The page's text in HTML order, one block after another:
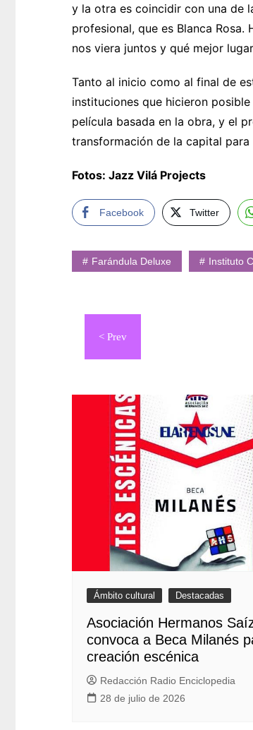
y la otra es coincidir con una de
profesional, que es Blanca
nos viera juntos y qué mejor
Tanto al inicio como al final de
instituciones que hicieron
película basada en la obra, y el
transformación de la capital
Fotos: Jazz Vilá Projects
Facebook Twitter
Farándula Deluxe Instituto
Navegación
Ámbito cultural Destacadas
Asociación Hermanos
convoca a Beca Milanés
creación escénica
Redacción Radio Enciclopedia
28 de julio de 2026